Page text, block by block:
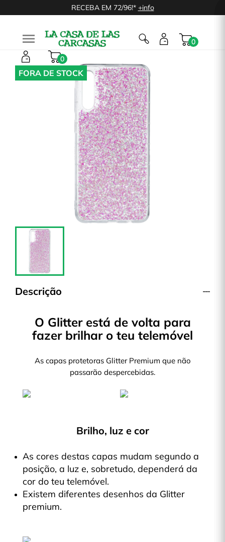
RECEBA EM 72/96!* +info

0
0
FORA DE STOCK
Descrição
O Glitter está de volta para
fazer brilhar o teu telemóvel
As capas protetoras Glitter Premium que não
passarão despercebidas.
Brilho, luz e cor
As cores destas capas mudam segundo a
posição, a luz e, sobretudo, dependerá da
cor do teu telemóvel.
Existem diferentes desenhos da Glitter
premium.